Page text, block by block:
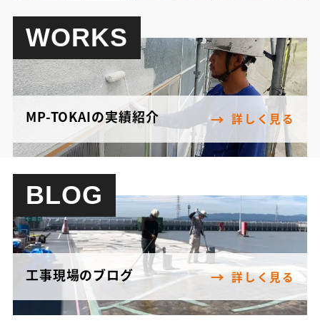
WORKS
MP-TOKAIの実績紹介 詳しく見る
BLOG
工事現場のブログ 詳しく見る